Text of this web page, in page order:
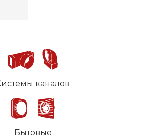
каналов
Бытовые